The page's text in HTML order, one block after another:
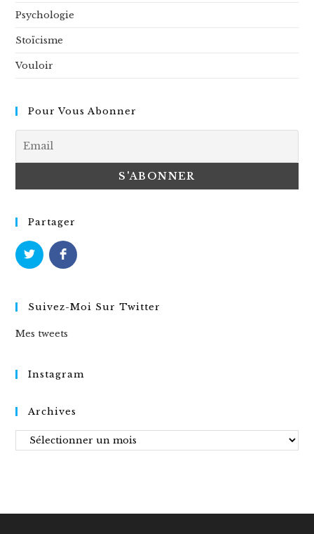
Psychologie
Stoïcisme
Vouloir
Pour Vous Abonner
Partager
Suivez-Moi Sur Twitter
Mes tweets
Instagram
Archives
Archives